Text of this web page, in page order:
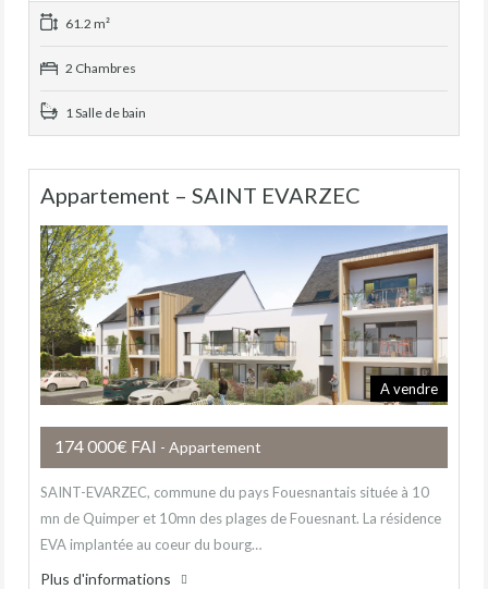
61.2 m²
2 Chambres
1 Salle de bain
Appartement – SAINT EVARZEC
A vendre
174 000€ FAI - Appartement
SAINT-EVARZEC, commune du pays Fouesnantais située à 10
mn de Quimper et 10mn des plages de Fouesnant. La résidence
EVA implantée au coeur du bourg…
Plus d'informations